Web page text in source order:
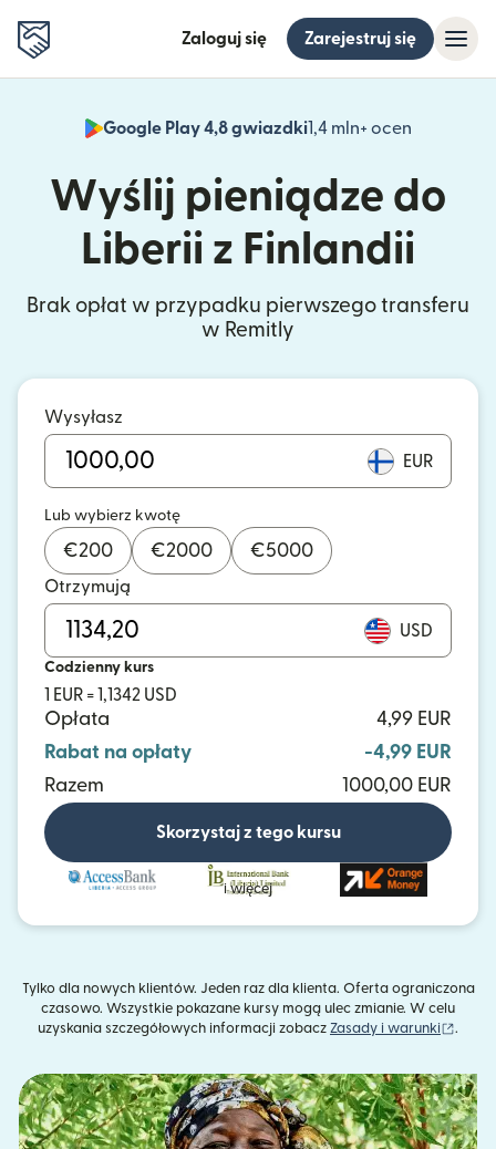
Zaloguj się Zarejestruj się
Google Play 4,8 gwiazdki1,4 mln+ ocen
(otwiera
Wyślij pieniądze do
Liberii z Finlandii
Brak opłat w przypadku pierwszego transferu
w Remitly
Wysyłasz
EUR
Lub wybierz kwotę
€200 €2000 €5000
Otrzymują
USD
Codzienny kurs
1 EUR = 1,1342 USD
Opłata
4,99 EUR
Rabat na opłaty
-4,99 EUR
Razem
1000,00 EUR
Skorzystaj z tego kursu
i więcej
Tylko dla nowych klientów. Jeden raz dla klienta. Oferta ograniczona
czasowo. Wszystkie pokazane kursy mogą ulec zmianie. W celu
uzyskania szczegółowych informacji zobacz Zasady i warunki .